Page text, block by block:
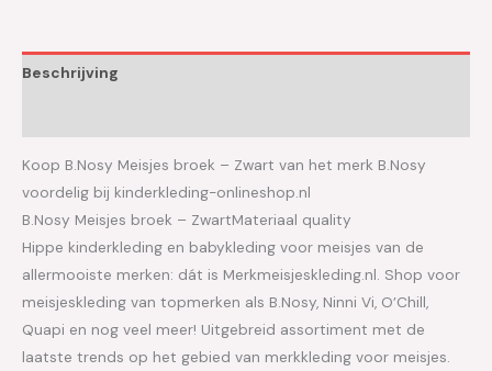
Beschrijving
Koop B.Nosy Meisjes broek – Zwart van het merk B.Nosy
voordelig bij kinderkleding-onlineshop.nl
B.Nosy Meisjes broek – ZwartMateriaal quality
Hippe kinderkleding en babykleding voor meisjes van de
allermooiste merken: dát is Merkmeisjeskleding.nl. Shop voor
meisjeskleding van topmerken als B.Nosy, Ninni Vi, O’Chill,
Quapi en nog veel meer! Uitgebreid assortiment met de
laatste trends op het gebied van merkkleding voor meisjes.